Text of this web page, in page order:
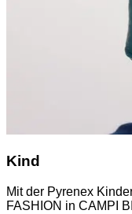
Kind
Mit der Pyrenex
FASHION in CAMPI